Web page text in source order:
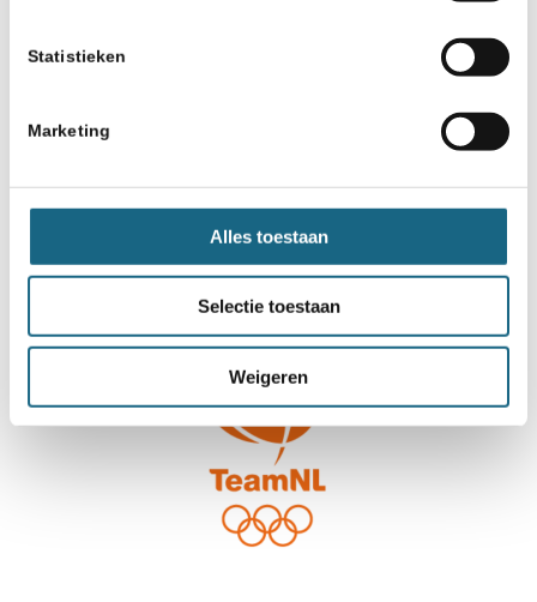
Statistieken
Marketing
Alles toestaan
Selectie toestaan
Weigeren